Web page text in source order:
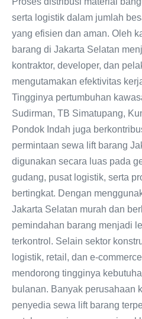
serta logistik dalam jumlah
yang efisien dan aman. Oleh
barang di Jakarta Selatan
kontraktor, developer, dan
mengutamakan efektivitas
Tingginya pertumbuhan
Sudirman, TB Simatupang,
Pondok Indah juga
permintaan sewa lift barang
digunakan secara luas pada
gudang, pusat logistik, serta
bertingkat. Dengan
Jakarta Selatan murah dan
pemindahan barang menjadi
terkontrol. Selain sektor
logistik, retail, dan e-
mendorong tingginya
bulanan. Banyak perusahaan
penyedia sewa lift barang